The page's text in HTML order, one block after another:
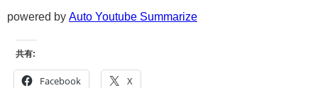
powered by Auto Youtube Summarize
共有:
Facebook X